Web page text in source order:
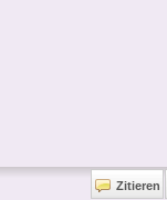
Zitieren